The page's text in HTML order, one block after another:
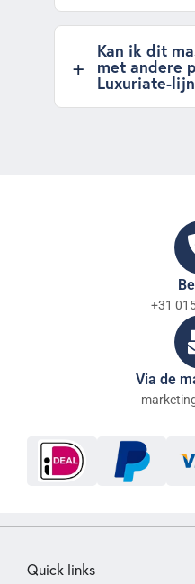
Kan ik dit
met andere
Luxuriate-
+31
Via de
Quick links